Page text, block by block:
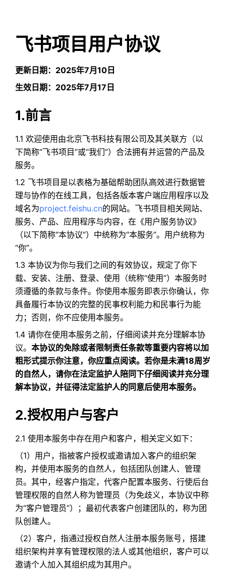
飞书项目用户协议
更新日期：2025年7月10日
生效日期：2025年7月17日
1.前言
1.1 欢迎使用由北京飞书科技有限公司及其关联方（以
下简称“飞书项目”或“我们”）合法拥有并运营的产品及
服务。
1.2 飞书项目是以表格为基础帮助团队高效进行数据管
理与协作的在线工具，包括各版本客户端应用程序以及
域名为project.feishu.cn的网站。飞书项目相关网站、
服务、产品、应用程序与内容，在《用户服务协议》
（以下简称“本协议”）中统称为“本服务”。用户统称为
“你”。
1.3 本协议为你与我们之间的有效协议，规定了你下
载、安装、注册、登录、使用（统称“使用”）本服务时
须遵循的条款与条件。你使用本服务即表示你确认，你
具备履行本协议的完整的民事权利能力和民事行为能
力；否则，你不应使用本服务。
1.4 请你在使用本服务之前，仔细阅读并充分理解本协
议。 本协议的免除或者限制责任条款等重要内容将以加
粗形式提示你注意，你应重点阅读。若你是未满18周岁
的自然人，请你在法定监护人陪同下仔细阅读并充分理
解本协议，并征得法定监护人的同意后使用本服务。
2.授权用户与客户
2.1 使用本服务中存在用户和客户，相关定义如下：​
（1）用户，指被客户授权或邀请加入客户的组织架
构，并使用本服务的自然人，包括团队创建人、管理
员。其中，经客户指定，代客户配置本服务、行使后台
管理权限的自然人称为管理员（为免歧义，本协议中称
为“客户管理员”）；最初代表客户创建团队的，称为团
队创建人。
（2）客户，指通过授权自然人注册本服务账号，搭建
组织架构并享有管理权限的法人或其他组织，客户可以
邀请个人加入其组织成为其用户。